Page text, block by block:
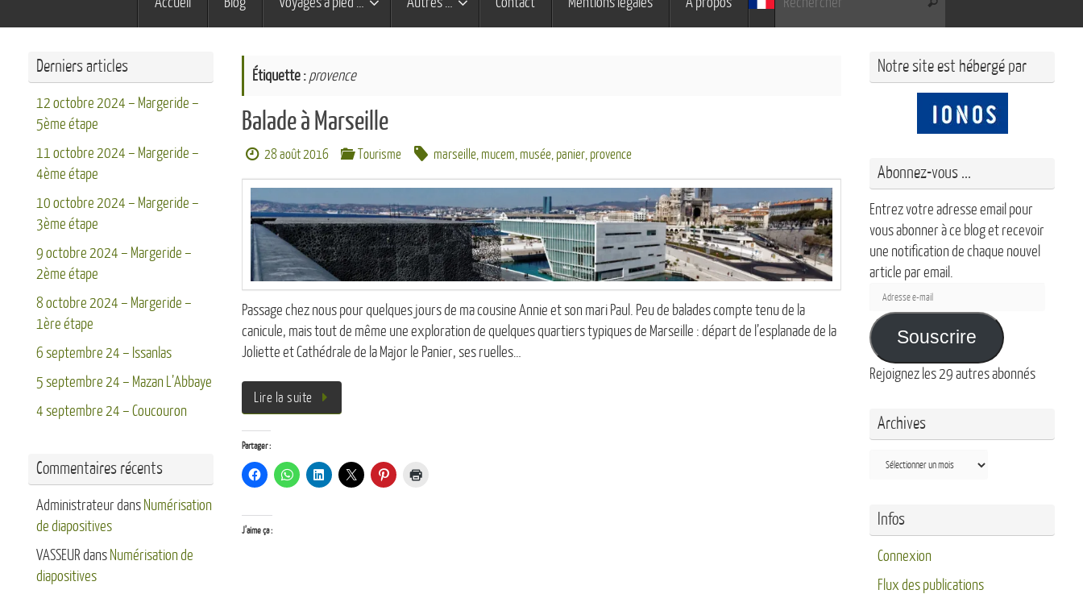
Étiquette : provence
Balade à Marseille
28 août 2016 Tourisme marseille, mucem, musée, panier, provence
Passage chez nous pour quelques jours de ma cousine Annie et son mari Paul. Peu de balades compte tenu de la
canicule, mais tout de même une exploration de quelques quartiers typiques de Marseille : départ de l’esplanade de la
Joliette et Cathédrale de la Major le Panier, ses ruelles…
Lire la suite
Partager :
J’aime ça :
Derniers articles
12 octobre 2024 – Margeride –
5ème étape
11 octobre 2024 – Margeride –
4ème étape
10 octobre 2024 – Margeride –
3ème étape
9 octobre 2024 – Margeride –
2ème étape
8 octobre 2024 – Margeride –
1ère étape
6 septembre 24 – Issanlas
5 septembre 24 – Mazan L’Abbaye
4 septembre 24 – Coucouron
Commentaires récents
Administrateurdans Numérisation
de diapositives
VASSEUR dans Numérisation de
diapositives
Notre site est hébergé par
Abonnez-vous ...
Entrez votre adresse email pour
vous abonner à ce blog et recevoir
une notification de chaque nouvel
article par email.
Adresse
e-
mail
Souscrire
Rejoignez les 29 autres abonnés
Archives
Archives
Infos
Connexion
Flux des publications